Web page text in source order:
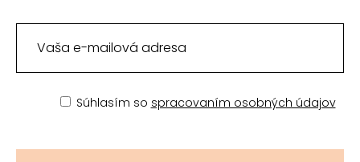
Súhlasím so spracovaním osobných údajov